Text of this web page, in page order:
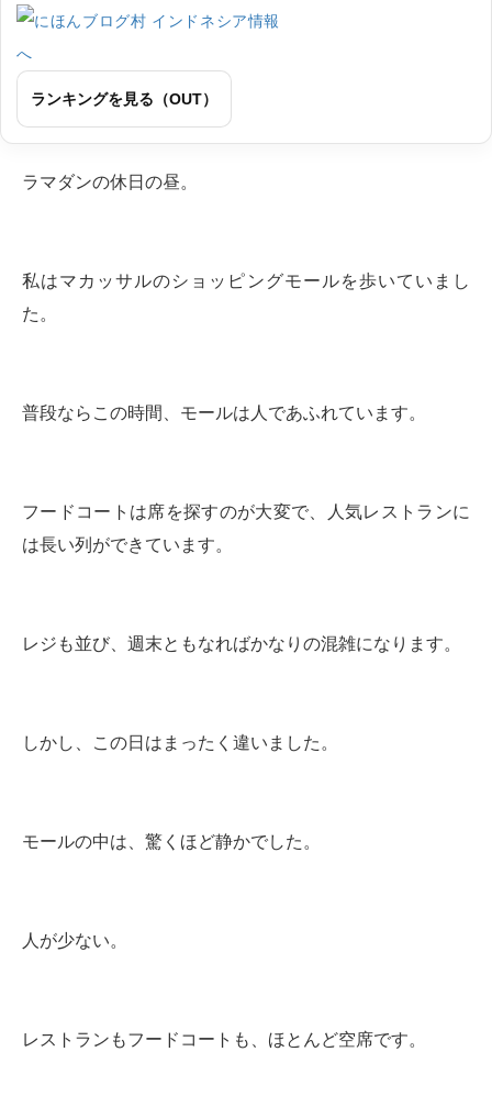
ランキングを見る（OUT）
ラマダンの休日の昼。
私はマカッサルのショッピングモールを歩いていまし
た。
普段ならこの時間、モールは人であふれています。
フードコートは席を探すのが大変で、人気レストランに
は長い列ができています。
レジも並び、週末ともなればかなりの混雑になります。
しかし、この日はまったく違いました。
モールの中は、驚くほど静かでした。
人が少ない。
レストランもフードコートも、ほとんど空席です。